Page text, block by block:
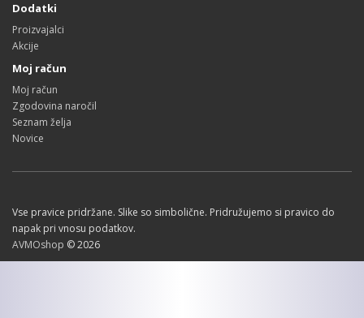
Dodatki
Proizvajalci
Akcije
Moj račun
Moj račun
Zgodovina naročil
Seznam želja
Novice
Vse pravice pridržane. Slike so simbolične. Pridružujemo si pravico do
napak pri vnosu podatkov.
AVMOshop © 2026